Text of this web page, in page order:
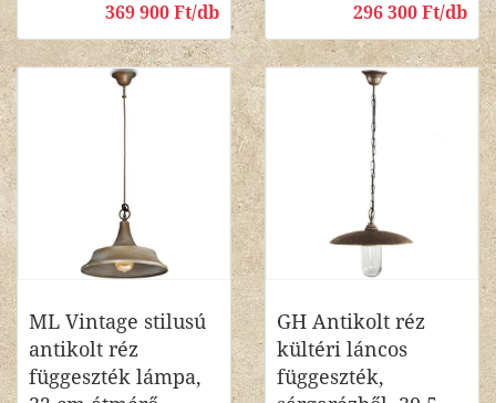
369 900 Ft/db 296 300 Ft/db
ML Vintage stilusú
antikolt réz
függeszték lámpa,
GH Antikolt réz
kültéri láncos
függeszték,